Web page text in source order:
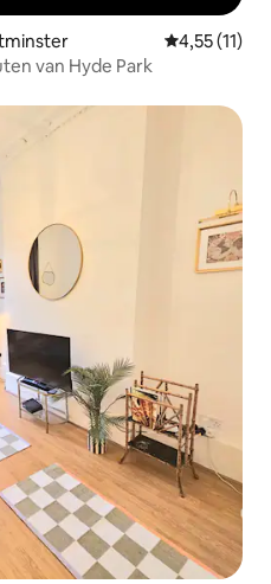
Gemiddelde
4,55 (11)
van Hyde Park